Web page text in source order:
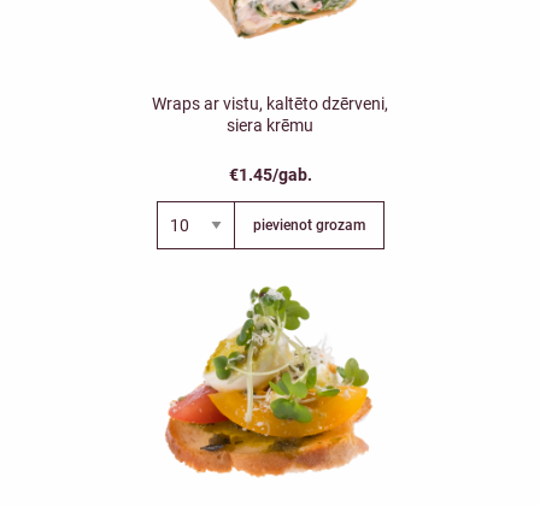
Wraps ar vistu, kaltēto dzērveni,
siera krēmu
€1.45/gab.
pievienot grozam